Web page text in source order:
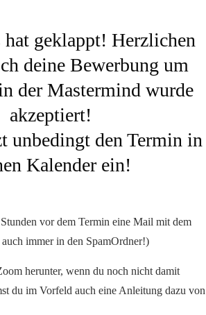
geklappt! Herzlichen
deine Bewerbung um
der Mastermind wurde
akzeptiert!
unbedingt den Termin in
Kalender ein!
vor dem Termin eine Mail mit dem
immer in den SpamOrdner!)
herunter, wenn du noch nicht damit
du im Vorfeld auch eine Anleitung dazu von